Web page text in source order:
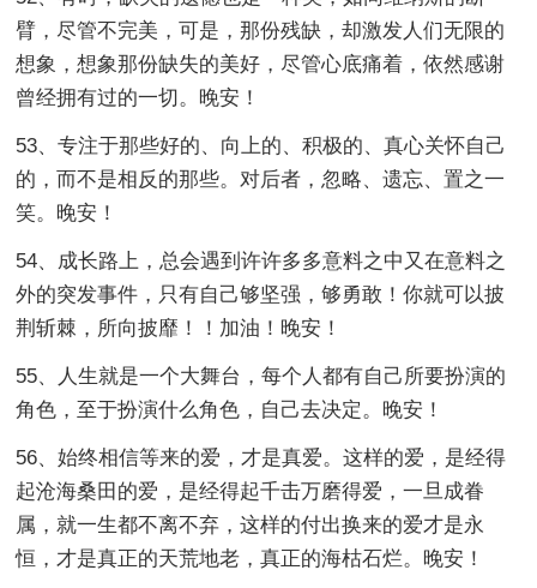
臂，尽管不完美，可是，那份残缺，却激发人们无限的
想象，想象那份缺失的美好，尽管心底痛着，依然感谢
曾经拥有过的一切。晚安！
53、专注于那些好的、向上的、积极的、真心关怀自己
的，而不是相反的那些。对后者，忽略、遗忘、置之一
笑。晚安！
54、成长路上，总会遇到许许多多意料之中又在意料之
外的突发事件，只有自己够坚强，够勇敢！你就可以披
荆斩棘，所向披靡！！加油！晚安！
55、人生就是一个大舞台，每个人都有自己所要扮演的
角色，至于扮演什么角色，自己去决定。晚安！
56、始终相信等来的爱，才是真爱。这样的爱，是经得
起沧海桑田的爱，是经得起千击万磨得爱，一旦成眷
属，就一生都不离不弃，这样的付出换来的爱才是永
恒，才是真正的天荒地老，真正的海枯石烂。晚安！